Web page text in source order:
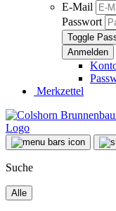
E-Mail
Passwort
Toggle
Merkzettel
Suche
Alle